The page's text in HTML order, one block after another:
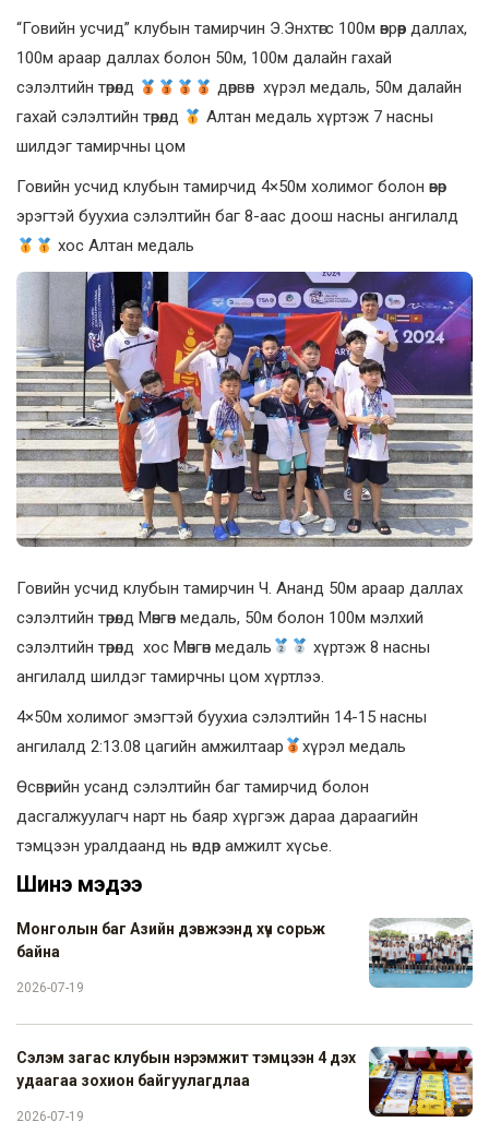
“Говийн усчид” клубын тамирчин Э.Энхтөгс 100м өврөөр даллах,
100м араар даллах болон 50м, 100м далайн гахай
сэлэлтийн төрөлд
дөрвөн хүрэл медаль, 50м далайн
гахай сэлэлтийн төрөлд
Алтан медаль хүртэж 7 насны
шилдэг тамирчны цом
Говийн усчид клубын тамирчид 4×50м холимог болон өвөр
эрэгтэй буухиа сэлэлтийн баг 8-аас доош насны ангилалд
хос Алтан медаль
Говийн усчид клубын тамирчин Ч. Ананд 50м араар даллах
сэлэлтийн төрөлд Мөнгөн медаль, 50м болон 100м мэлхий
сэлэлтийн төрөлд хос Мөнгөн медаль
хүртэж 8 насны
ангилалд шилдэг тамирчны цом хүртлээ.
4×50м холимог эмэгтэй буухиа сэлэлтийн 14-15 насны
ангилалд 2:13.08 цагийн амжилтаар
хүрэл медаль
Өсвөрийн усанд сэлэлтийн баг тамирчид болон
дасгалжуулагч нарт нь баяр хүргэж дараа дараагийн
тэмцээн уралдаанд нь өндөр амжилт хүсье.
Шинэ мэдээ
Монголын баг Азийн дэвжээнд хүч сорьж
байна
2026-07-19
Сэлэм загас клубын нэрэмжит тэмцээн 4 дэх
удаагаа зохион байгуулагдлаа
2026-07-19